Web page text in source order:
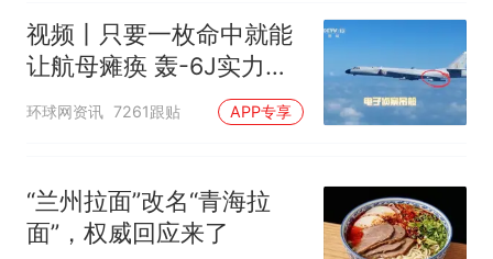
视频丨只要一枚命中就能
让航母瘫痪 轰-6J实力有
多强？
环球网资讯 7261跟贴 APP专享
“兰州拉面”改名“青海拉
面”，权威回应来了